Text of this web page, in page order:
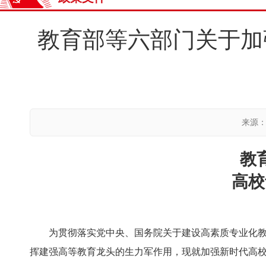
教育部等六部门关于
来源
教
高
为贯彻落实党中央、国务院关于建设高素质专业化教
挥建强高等教育龙头的生力军作用，现就加强新时代高